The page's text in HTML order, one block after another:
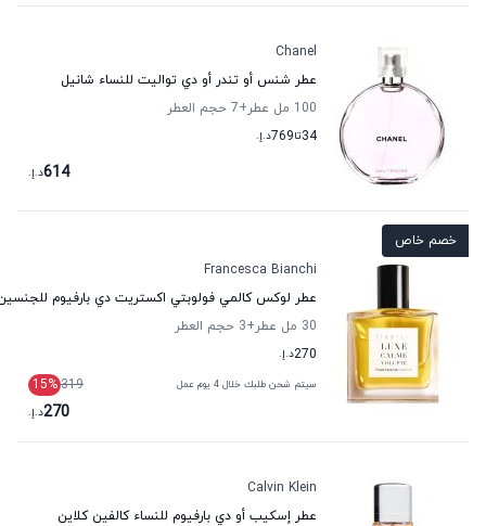
Chanel
عطر شنس أو تندر أو دي تواليت للنساء شانيل
100 مل عطر
+7
حجم العطر
34تا769د.إ.
614د.إ.
خصم خاص
Francesca Bianchi
عطر لوكس كالمي فولوبتي اكستريت دي بارفيوم
30 مل عطر
+3
حجم العطر
270د.إ.
سيتم شحن طلبك خلال 4 يوم عمل 319
15%
270د.إ.
Calvin Klein
عطر إسكيب أو دي بارفيوم للنساء كالفين كلاين